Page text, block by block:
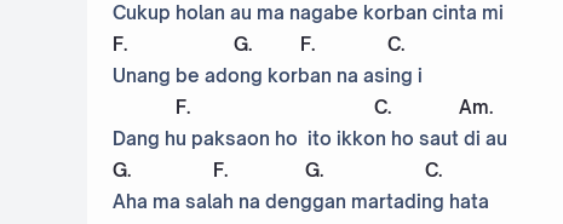
Cukup holan au ma nagabe korban cinta mi
F. G. F. C.
Unang be adong korban na asing i
F. C. Am.
Dang hu paksaon ho ito ikkon ho saut di au
G. F. G. C.
Aha ma salah na denggan martading hata